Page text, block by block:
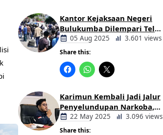
Kantor Kejaksaan Negeri
Bulukumba Dilempari Telur
dan Kotoran Sapi, Keluarga
Korban Lakalantas Tuntut
Keadilan
05 Aug 2025 3.601 views
Share this:
Karimun Kembali Jadi Jalur
Penyelundupan Narkoba,
Mahasiswa Desak Pemkab
dan Aparat Bertindak Tegas
22 May 2025 3.096 views
Share this: